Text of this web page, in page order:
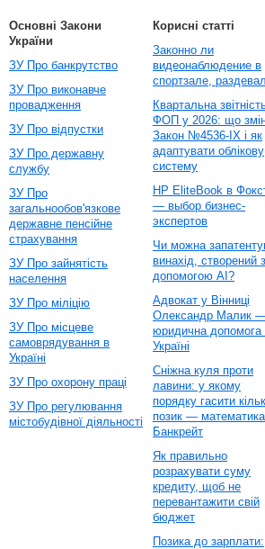
Основні Закони
України
ЗУ Про банкрутство
ЗУ Про виконавче
провадження
ЗУ Про відпустки
ЗУ Про державну
службу
ЗУ Про
загальнообов'язкове
державне пенсійне
страхування
ЗУ Про зайнятість
населення
ЗУ Про міліцію
ЗУ Про місцеве
самоврядування в
Україні
ЗУ Про охорону праці
ЗУ Про регулювання
містобудівної діяльності
Корисні статті
Законно ли
видеонаблюдение в
спортзале,
Квартальна
ФОП у 2026: що
Закон №4536-IX і як
адаптувати облікову
систему
HP EliteBook в
— выбор бизнес-
экспертов
Чи можна
винахід, створений
допомогою AI?
Адвокат у Вінниці
Олександр Малик
юридична допомога
Україні
Сніжна куля проти
лавини: у якому
порядку гасити
позик — математика
Банкрейт
Як правильно
розрахувати суму
кредиту, щоб не
перевантажити свій
бюджет
Позика до зарплати: